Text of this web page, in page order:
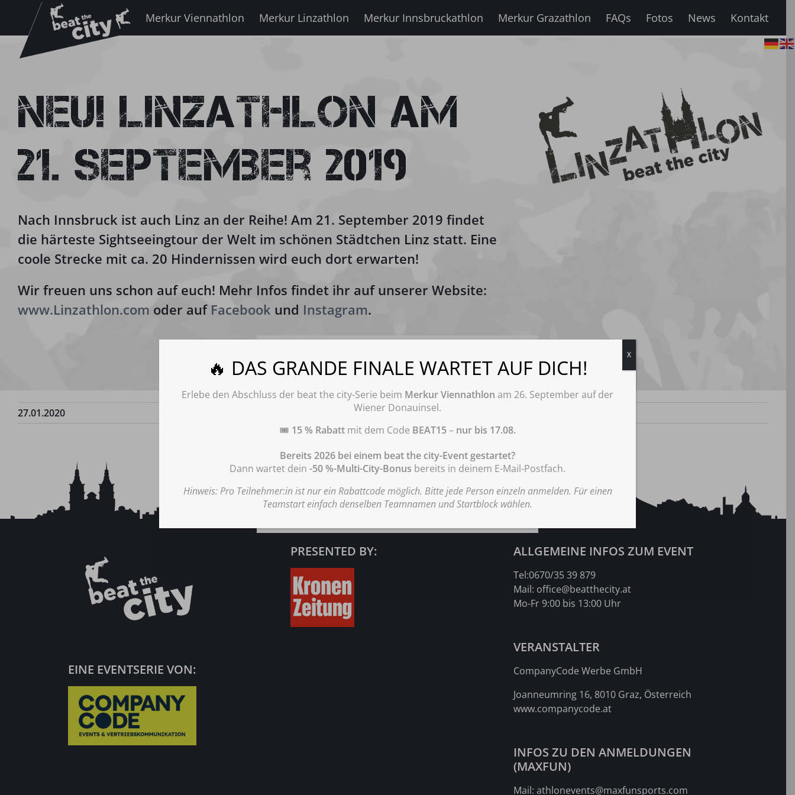
Informationen zu Cookies
: Diese Webseite verwendet notwendige Cookies gemäß
dass wir darüber hinaus Cookies Matomo zur Analyse und statistischen
Auswertung der Nutzung der Website gemäß Punkt „Datenschutzerklärung für
Diese Einwilligung ist für die Nutzung der Webseite nicht erforderlich. Wenn Sie
„Datenschutzerklärung für die Nutzung der Software Matomo“ der
Datenschutzerklärung beschrieben mit Wirkung für die Zukunft widerrufen. Hier
finden Sie unsere Datenschutzerklärung:www.beatthecity.at/datenschutz/.
Akzeptieren Ablehnen Einstellungen
Inhalt
springen
Merkur Viennathlon Merkur Linzathlon Merkur Innsbruckathlon Merkur Grazathlon FAQs Fotos News Kontakt
Neu! Linzathlon am
21. September 2019
Nach Innsbruck ist auch Linz an der Reihe! Am 21. September 2019 findet
die härteste Sightseeingtour der Welt im schönen Städtchen Linz statt. Eine
coole Strecke mit ca. 20 Hindernissen wird euch dort erwarten!
Wir freuen uns schon auf euch! Mehr Infos findet ihr auf unserer Website:
www.Linzathlon.com oder auf Facebook und Instagram.
27.01.2020
EINE EVENTSERIE VON:
PRESENTED BY: ALLGEMEINE INFOS ZUM EVENT
Tel:0670/35 39 879
Mail: office@beatthecity.at
Mo-Fr 9:00 bis 13:00 Uhr
VERANSTALTER
CompanyCode Werbe GmbH
Joanneumring 16, 8010 Graz, Österreich
www.companycode.at
INFOS ZU DEN ANMELDUNGEN
(MAXFUN)
Mail: athlonevents@maxfunsports.com
🔥 DAS GRANDE FINALE WARTET AUF DICH!
Erlebe den Abschluss der beat the city-Serie beim Merkur Viennathlon am 26. September auf der
Wiener Donauinsel.
🎟️ 15 % Rabattmit dem Code BEAT15– nur bis 17.08.
Bereits 2026 bei einem beat the city-Event gestartet?
Dann wartet dein -50 %-Multi-City-Bonus bereits in deinem E-Mail-Postfach.
Hinweis: Pro Teilnehmer:in ist nur ein Rabattcode möglich. Bitte jede Person einzeln anmelden. Für einen
Teamstart einfach denselben Teamnamen und Startblock wählen.
X